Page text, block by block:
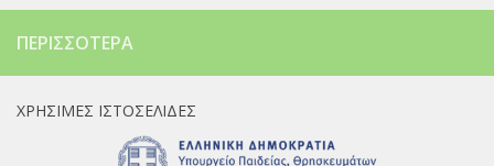
ΠΕΡΙΣΣΌΤΕΡΑ
ΧΡΉΣΙΜΕΣ ΙΣΤΟΣΕΛΊΔΕΣ